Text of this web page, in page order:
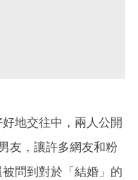
地交往中，兩人公開
友，讓許多網友和粉
問到對於「結婚」的